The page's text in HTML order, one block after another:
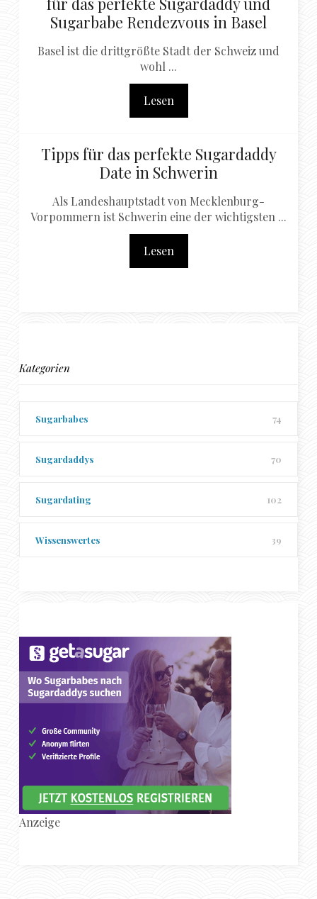
Sugarbabe Rendezvous in Basel
Basel ist die drittgrößte Stadt der Schweiz und
wohl ...
Lesen
Tipps für das perfekte Sugardaddy
Date in Schwerin
Als Landeshauptstadt von Mecklenburg-
Vorpommern ist Schwerin eine der wichtigsten ...
Lesen
Kategorien
Sugarbabes 74
Sugardaddys 70
Sugardating 102
Wissenswertes 39
Anzeige